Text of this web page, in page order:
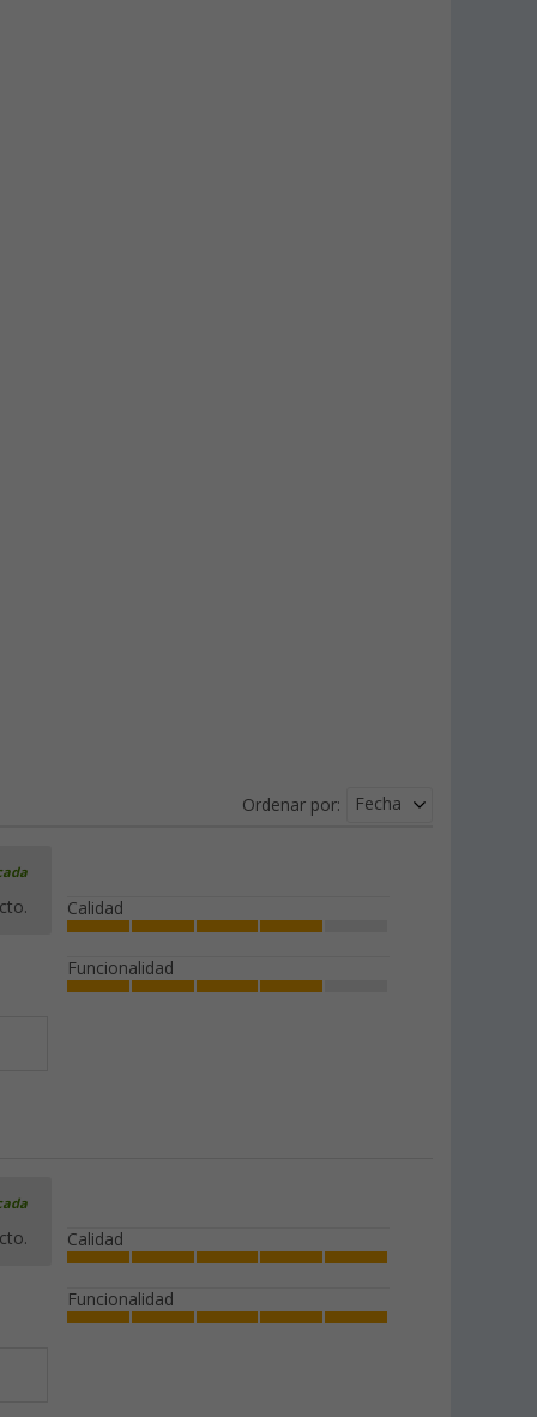
Ordenar por: Fecha
Calidad
Funcionalidad
Calidad
Funcionalidad